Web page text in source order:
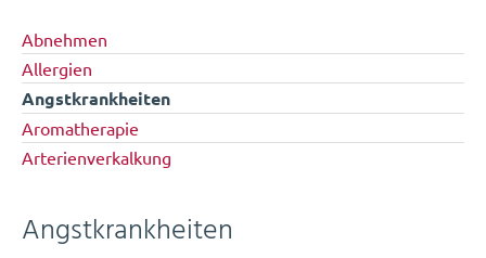
Abnehmen
Allergien
Angstkrankheiten
Aromatherapie
Arterienverkalkung
Angstkrankheiten